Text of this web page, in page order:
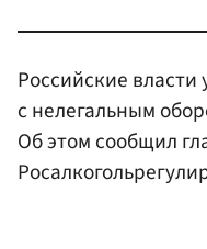
Российские власти
с нелегальным
Об этом сообщил